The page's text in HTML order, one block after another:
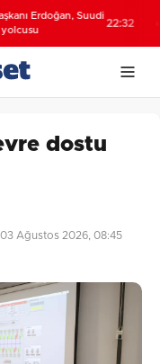
Erdoğan, Suudi
22:32
dostu
Ağustos 2026, 08:45